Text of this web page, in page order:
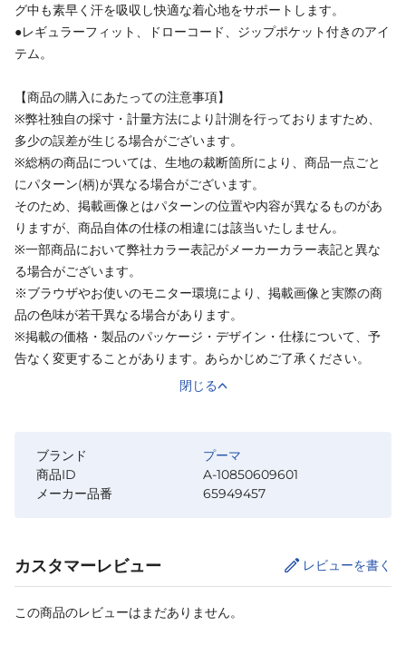
グ中も素早く汗を吸収し快適な着心地をサポートします。
●レギュラーフィット、ドローコード、ジップポケット付きのアイ
テム。
【商品の購入にあたっての注意事項】
※弊社独自の採寸・計量方法により計測を行っておりますため、
多少の誤差が生じる場合がございます。
※総柄の商品については、生地の裁断箇所により、商品一点ごと
にパターン(柄)が異なる場合がございます。
そのため、掲載画像とはパターンの位置や内容が異なるものがあ
りますが、商品自体の仕様の相違には該当いたしません。
※一部商品において弊社カラー表記がメーカーカラー表記と異な
る場合がございます。
※ブラウザやお使いのモニター環境により、掲載画像と実際の商
品の色味が若干異なる場合があります。
※掲載の価格・製品のパッケージ・デザイン・仕様について、予
告なく変更することがあります。あらかじめご了承ください。
閉じる
ブランド
プーマ
商品ID
A-10850609601
メーカー品番
65949457
カスタマーレビュー レビューを書く
この商品のレビューはまだありません。